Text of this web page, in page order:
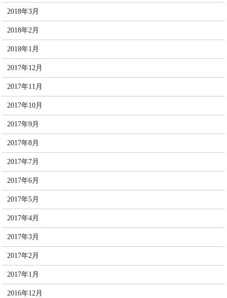
2018年3月
2018年2月
2018年1月
2017年12月
2017年11月
2017年10月
2017年9月
2017年8月
2017年7月
2017年6月
2017年5月
2017年4月
2017年3月
2017年2月
2017年1月
2016年12月